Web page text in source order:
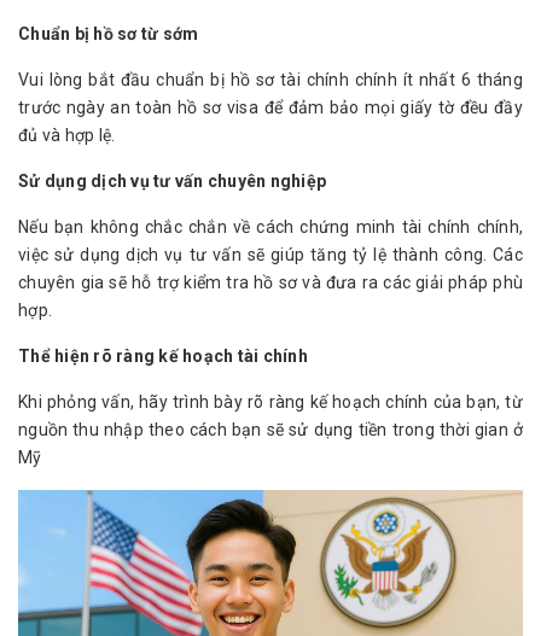
Chuẩn bị hồ sơ từ sớm
Vui lòng bắt đầu chuẩn bị hồ sơ tài chính chính ít nhất 6 tháng
trước ngày an toàn hồ sơ visa để đảm bảo mọi giấy tờ đều đầy
đủ và hợp lệ.
Sử dụng dịch vụ tư vấn chuyên nghiệp
Nếu bạn không chắc chắn về cách chứng minh tài chính chính,
việc sử dụng dịch vụ tư vấn sẽ giúp tăng tỷ lệ thành công. Các
chuyên gia sẽ hỗ trợ kiểm tra hồ sơ và đưa ra các giải pháp phù
hợp.
Thể hiện rõ ràng kế hoạch tài chính
Khi phỏng vấn, hãy trình bày rõ ràng kế hoạch chính của bạn, từ
nguồn thu nhập theo cách bạn sẽ sử dụng tiền trong thời gian ở
Mỹ